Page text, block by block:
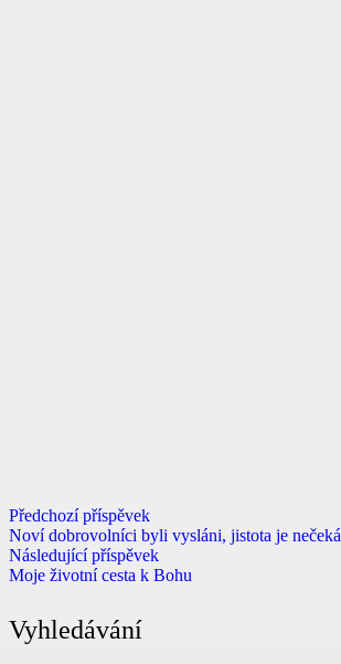
Předchozí příspěvek
Noví dobrovolníci byli vysláni, jistota je nečeká
Následující příspěvek
Moje životní cesta k Bohu
Vyhledávání